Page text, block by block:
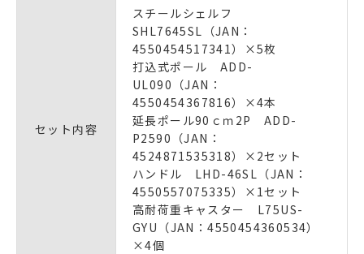
セット内容
スチールシェルフ
SHL7645SL（JAN：
4550454517341）×5枚
打込式ポール ADD-
UL090（JAN：
4550454367816）×4本
延長ポール90ｃｍ2P ADD-
P2590（JAN：
4524871535318）×2セット
ハンドル LHD-46SL（JAN：
4550557075335）×1セット
高耐荷重キャスター L75US-
GYU（JAN：4550454360534）
×4個